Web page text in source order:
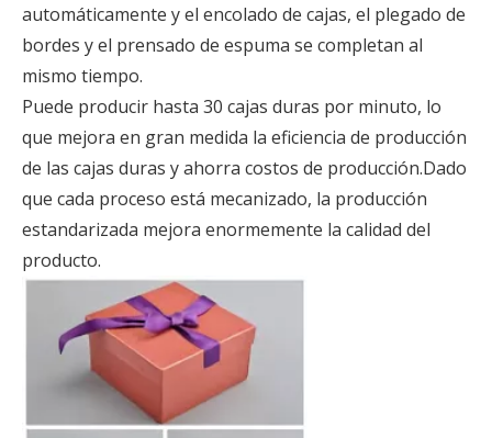
automáticamente y el encolado de cajas, el plegado de
bordes y el prensado de espuma se completan al
mismo tiempo.
Puede producir hasta 30 cajas duras por minuto, lo
que mejora en gran medida la eficiencia de producción
de las cajas duras y ahorra costos de producción.Dado
que cada proceso está mecanizado, la producción
estandarizada mejora enormemente la calidad del
producto.